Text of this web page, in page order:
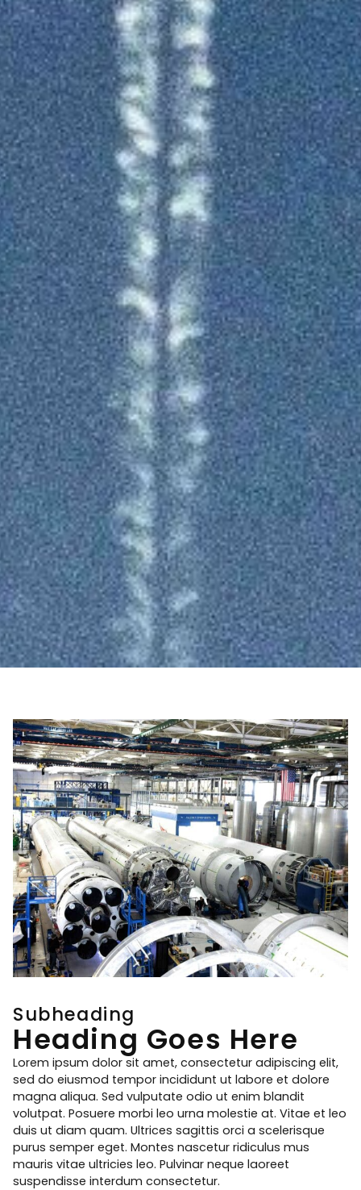
Subheading
Heading Goes Here
Lorem ipsum dolor sit amet, consectetur adipiscing elit,
sed do eiusmod tempor incididunt ut labore et dolore
magna aliqua. Sed vulputate odio ut enim blandit
volutpat. Posuere morbi leo urna molestie at. Vitae et leo
duis ut diam quam. Ultrices sagittis orci a scelerisque
purus semper eget. Montes nascetur ridiculus mus
mauris vitae ultricies leo. Pulvinar neque laoreet
suspendisse interdum consectetur.